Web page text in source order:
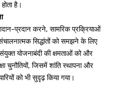
है।
प्रदान करने, सामरिक प्रक्रियाओं
सिद्धांतों को समझने के लिए
योजनाबंदी की क्षमताओं को और
चुनौतियों, जिसमें शांति स्थापना और
को भी सुदृढ़ किया गया।